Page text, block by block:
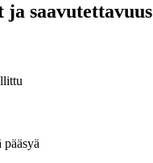
ja saavutettavuus
pääsyä